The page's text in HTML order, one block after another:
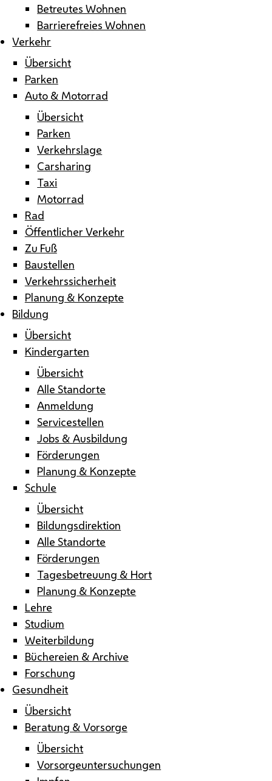
Betreutes Wohnen
Barrierefreies Wohnen
Verkehr
Übersicht
Parken
Auto & Motorrad
Übersicht
Parken
Verkehrslage
Carsharing
Taxi
Motorrad
Rad
Öffentlicher Verkehr
Zu Fuß
Baustellen
Verkehrssicherheit
Planung & Konzepte
Bildung
Übersicht
Kindergarten
Übersicht
Alle Standorte
Anmeldung
Servicestellen
Jobs & Ausbildung
Förderungen
Planung & Konzepte
Schule
Übersicht
Bildungsdirektion
Alle Standorte
Förderungen
Tagesbetreuung & Hort
Planung & Konzepte
Lehre
Studium
Weiterbildung
Büchereien & Archive
Forschung
Gesundheit
Übersicht
Beratung & Vorsorge
Übersicht
Vorsorgeuntersuchungen